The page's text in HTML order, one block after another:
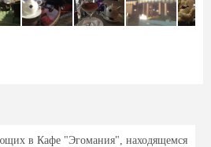
в Кафе "Эгомания", находящемся